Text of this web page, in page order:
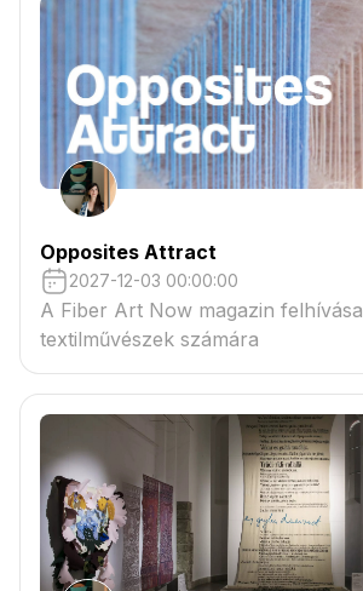
Opposites Attract
2027-12-03 00:00:00
A Fiber Art Now magazin felhívása
textilművészek számára